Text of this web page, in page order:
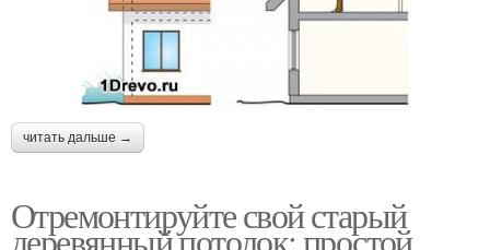
читать дальше →
Отремонтируйте свой старый